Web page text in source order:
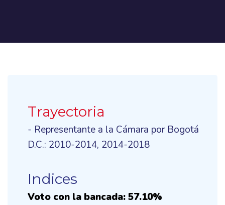
Trayectoria
- Representante a la Cámara por Bogotá
D.C.: 2010-2014, 2014-2018
Indices
Voto con la bancada: 57.10%